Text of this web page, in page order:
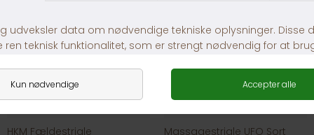
HKM Fældestrigle
Massagestrigle UFO Sort